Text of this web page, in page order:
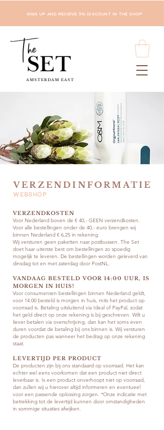
SIGN UP AND RECEIVE 5% DISCOUNT IN THE SHOP
AMSTERDAM EAST
VERZENDINFORMATIE
WEBSHOP
VERZENDKOSTEN
Voor Nederland boven de € 40,- GEEN verzendkosten.
Voor alle bestellingen onder de 40,- euro brengen wij
binnen Nederland € 6,25 in rekening.
Wij versturen geen paketten naar postbussen. The Set
doet haar uiterste best om bestellingen zo spoedig
mogelijk te leveren. De bestellingen worden geleverd van
dinsdag tot en met zaterdag door PostNL.
VANDAAG BESTELD VOOR 14:00 UUR, IS
MORGEN IN HUIS!
Voor consumenten bestellingen binnen Nederland geldt,
voor 14:00 besteld is morgen in huis, mits het product op
voorraad is. Betaling uitsluitend via Ideal of PayPal, zodat
het geld direct op onze rekening is bij geschreven. Wilt u
liever betalen via overschrijving, dan kan het soms even
duren voordat de betaling bij ons binnen is. Wij versturen
de producten pas wanneer het bedrag op onze rekening
staat.
LEVERTIJD PER PRODUCT
De producten zijn bij ons standaard op voorraad. Het kan
echter wel eens voorkomen dat een product niet direct
leverbaar is. Is een product onverhoopt niet op voorraad,
dan zullen wij u hierover altijd informeren en eventueel
voor een passende oplossing zorgen. *Onze indicatie met
betrekking tot de levertijd kunnen door omstandigheden
in sommige situaties afwijken.